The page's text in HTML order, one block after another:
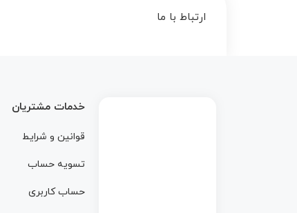
ارتباط با ما
خدمات مشتریان
قوانین و شرایط
تسویه حساب
حساب کاربری